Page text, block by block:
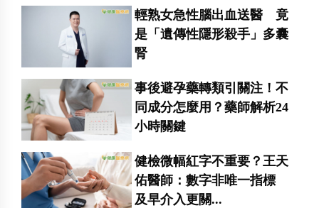
輕熟女急性腦出血送醫 竟
是「遺傳性隱形殺手」多囊
腎
事後避孕藥轉類引關注！不
同成分怎麼用？藥師解析24
小時關鍵
健檢微幅紅字不重要？王天
佑醫師：數字非唯一指標
及早介入更關...